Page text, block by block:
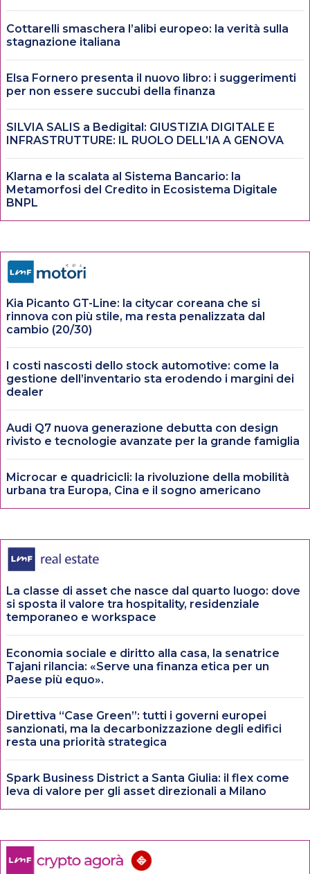
Cottarelli smaschera l’alibi europeo: la verità sulla
stagnazione italiana
Elsa Fornero presenta il nuovo libro: i suggerimenti
per non essere succubi della finanza
SILVIA SALIS a Bedigital: GIUSTIZIA DIGITALE E
INFRASTRUTTURE: IL RUOLO DELL’IA A GENOVA
Klarna e la scalata al Sistema Bancario: la
Metamorfosi del Credito in Ecosistema Digitale
BNPL
Kia Picanto GT-Line: la citycar coreana che si
rinnova con più stile, ma resta penalizzata dal
cambio (20/30)
I costi nascosti dello stock automotive: come la
gestione dell’inventario sta erodendo i margini dei
dealer
Audi Q7 nuova generazione debutta con design
rivisto e tecnologie avanzate per la grande famiglia
Microcar e quadricicli: la rivoluzione della mobilità
urbana tra Europa, Cina e il sogno americano
La classe di asset che nasce dal quarto luogo: dove
si sposta il valore tra hospitality, residenziale
temporaneo e workspace
Economia sociale e diritto alla casa, la senatrice
Tajani rilancia: «Serve una finanza etica per un
Paese più equo».
Direttiva “Case Green”: tutti i governi europei
sanzionati, ma la decarbonizzazione degli edifici
resta una priorità strategica
Spark Business District a Santa Giulia: il flex come
leva di valore per gli asset direzionali a Milano